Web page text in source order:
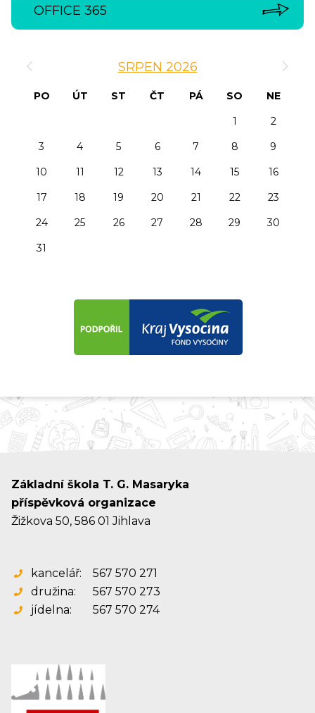
OFFICE 365
SRPEN 2026
PO ÚT ST ČT PÁ SO
NE
1
2
3
4 5 6 7 8
9
10
11 12 13 14 15
16
17
18 19 20 21 22
23
24
25 26 27 28 29
30
31
Základní škola T. G. Masaryka
příspěvková organizace
Žižkova 50, 586 01 Jihlava
kancelář:
567 570 271
družina:
567 570 273
jídelna:
567 570 274